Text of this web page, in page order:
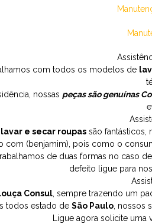
com todos os modelos de
nossas peças são genuínas
e secar roupassão fantásticos,
com (benjamim), pois como o
de duas formas no caso
defeito ligue para
Consul, sempre trazendo um
todos estado de São Paulo, nossos
Ligue agora solicite uma